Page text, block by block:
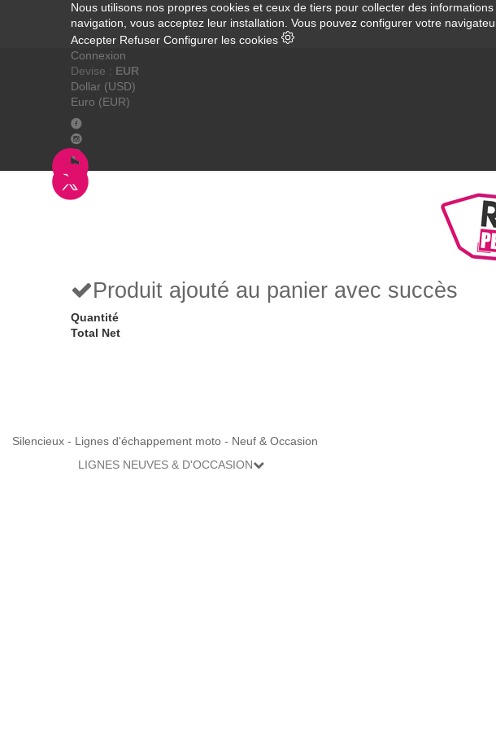
Nous utilisons nos propres cookies et ceux de tiers pour collecter des
navigation, vous acceptez leur installation. Vous pouvez configurer votre
Accepter Refuser Configurer les cookies
Connexion
Devise : EUR
Dollar (USD)
Euro (EUR)
Produit ajouté au panier avec succès
Quantité
Total Net
Silencieux - Lignes d'échappement moto - Neuf & Occasion
LIGNES NEUVES & D'OCCASION